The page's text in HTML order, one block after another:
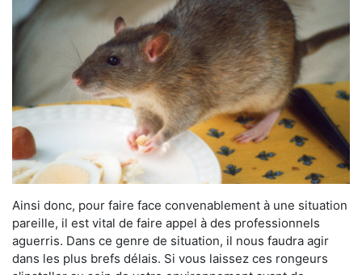
Ainsi donc, pour faire face convenablement à une situation
pareille, il est vital de faire appel à des professionnels
aguerris. Dans ce genre de situation, il nous faudra agir
dans les plus brefs délais. Si vous laissez ces rongeurs